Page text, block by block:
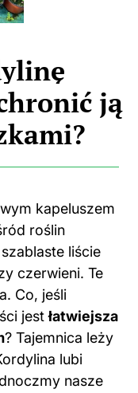
ją
kapeluszem
roślin
liście
czerwieni. Te
Co, jeśli
jestłatwiejsza
? Tajemnica leży
lubi
nasze